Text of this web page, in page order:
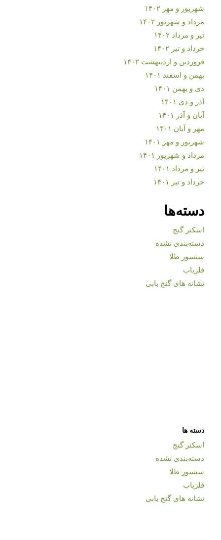
شهریور و مهر ۱۴۰۲
مرداد و شهریور ۱۴۰۲
تیر و مرداد ۱۴۰۲
خرداد و تیر ۱۴۰۲
فروردین و اردیبهشت ۱۴۰۲
بهمن و اسفند ۱۴۰۱
دی و بهمن ۱۴۰۱
آذر و دی ۱۴۰۱
آبان و آذر ۱۴۰۱
مهر و آبان ۱۴۰۱
شهریور و مهر ۱۴۰۱
مرداد و شهریور ۱۴۰۱
تیر و مرداد ۱۴۰۱
خرداد و تیر ۱۴۰۱
دسته‌ها
اسکنر گنج
دسته‌بندی نشده
سنسور طلا
فلزیاب
نشانه های گنج یابی
دسته ها
اسکنر گنج
دسته‌بندی نشده
سنسور طلا
فلزیاب
نشانه های گنج یابی